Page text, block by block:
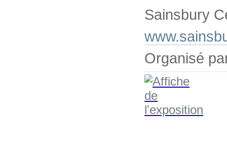
Sainsbury
Organisé